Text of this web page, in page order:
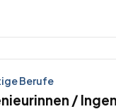
Berufe
/